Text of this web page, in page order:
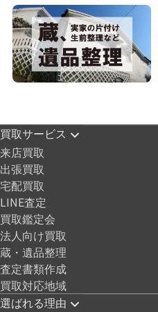
買取サービス
来店買取
出張買取
宅配買取
LINE査定
買取鑑定会
法人向け買取
蔵・遺品整理
査定書類作成
買取対応地域
選ばれる理由